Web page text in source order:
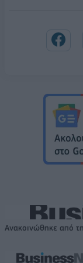
Ανακοινώθηκε από